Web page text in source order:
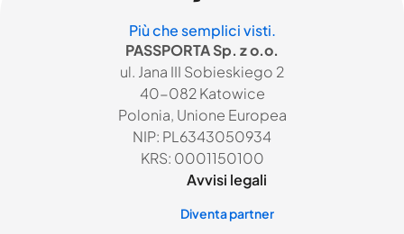
Più che semplici visti.
PASSPORTA Sp. z o.o.
ul. Jana III Sobieskiego 2
40-082 Katowice
Polonia, Unione Europea
NIP: PL6343050934
KRS: 0001150100
Avvisi legali
Diventa partner